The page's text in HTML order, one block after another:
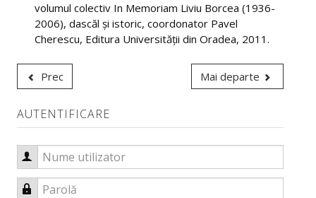
DOCUMENTE ÎN DEZBATERE PUBLICĂ
volumul colectiv In Memoriam Liviu Borcea (1936-
2006), dascăl şi istoric, coordonator Pavel
Cherescu, Editura Universităţii din Oradea, 2011.
Prec Mai departe
AUTENTIFICARE
Nume utilizator
Parolă